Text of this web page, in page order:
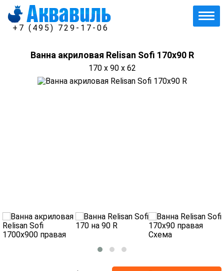
+7 (495) 729-17-06
Ванна акриловая Relisan Sofi 170x90 R
170 x 90 x 62